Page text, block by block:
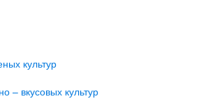
культур
– вкусовых культур